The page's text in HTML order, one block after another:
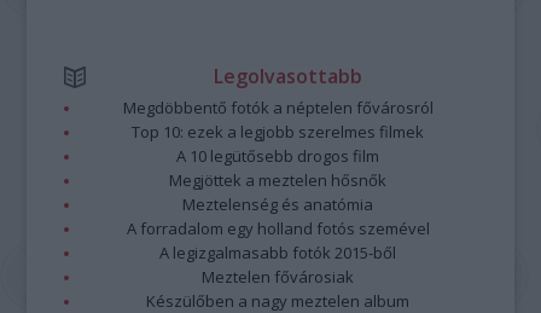
Legolvasottabb
Megdöbbentő fotók a néptelen fővárosról
Top 10: ezek a legjobb szerelmes filmek
A 10 legütősebb drogos film
Megjöttek a meztelen hősnők
Meztelenség és anatómia
A forradalom egy holland fotós szemével
A legizgalmasabb fotók 2015-ből
Meztelen fővárosiak
Készülőben a nagy meztelen album